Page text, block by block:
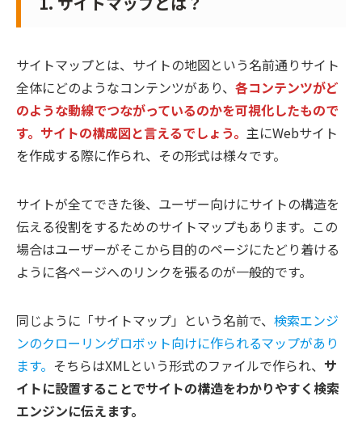
サイトマップとは、サイトの地図という名前通りサイト
全体にどのようなコンテンツがあり、 各コンテンツがど
のような動線でつながっているのかを可視化したもので
す。サイトの構成図と言えるでしょう。 主にWebサイト
を作成する際に作られ、その形式は様々です。
サイトが全てできた後、ユーザー向けにサイトの構造を
伝える役割をするためのサイトマップもあります。この
場合はユーザーがそこから目的のページにたどり着ける
ように各ページへのリンクを張るのが一般的です。
同じように「サイトマップ」という名前で、 検索エンジ
ンのクローリングロボット向けに作られるマップがあり
ます。 そちらはXMLという形式のファイルで作られ、 サ
イトに設置することでサイトの構造をわかりやすく検索
エンジンに伝えます。